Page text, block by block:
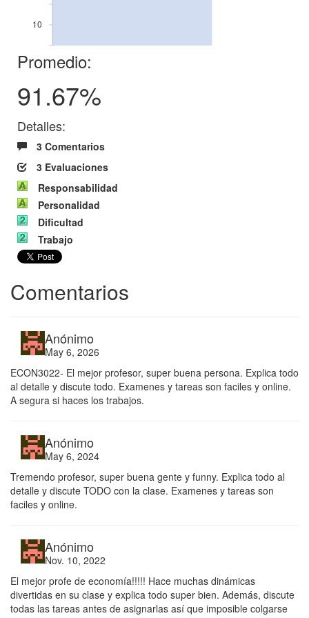
10
Promedio:
91.67%
Detalles:
3 Comentarios
3 Evaluaciones
Responsabilidad
Personalidad
Dificultad
Trabajo
Comentarios
Anónimo
May 6, 2026
ECON3022- El mejor profesor, super buena persona. Explica todo
al detalle y discute todo. Examenes y tareas son faciles y online.
A segura si haces los trabajos.
Anónimo
May 6, 2024
Tremendo profesor, super buena gente y funny. Explica todo al
detalle y discute TODO con la clase. Examenes y tareas son
faciles y online.
Anónimo
Nov. 10, 2022
El mejor profe de economía!!!!! Hace muchas dinámicas
divertidas en su clase y explica todo super bien. Además, discute
todas las tareas antes de asignarlas así que imposible colgarse